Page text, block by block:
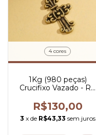
4 cores
1Kg (980 peças)
Crucifixo Vazado - R$
R$130,00
3 x de R$43,33 sem juros